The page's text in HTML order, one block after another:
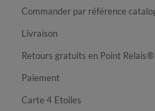
Commander par référence
Livraison
Retours gratuits en Point Relais®
Paiement
Carte 4 Etoiles